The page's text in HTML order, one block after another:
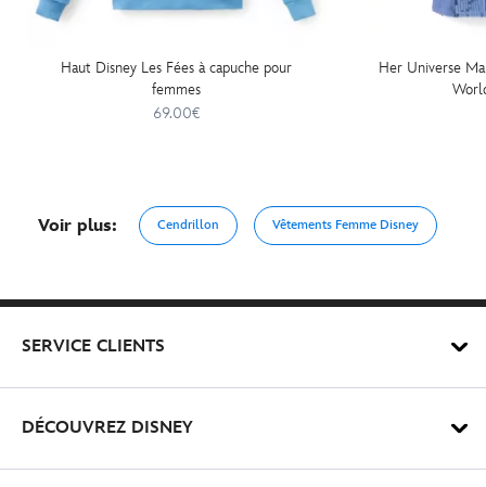
Haut Disney Les Fées à capuche pour
femmes
69.00€
Her Universe
Voir plus: Cendrillon Vêtements Femme Disney
SERVICE CLIENTS
DÉCOUVREZ DISNEY